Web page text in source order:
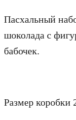
Пасхальный
шоколада с
бабочек.
Размер коробки